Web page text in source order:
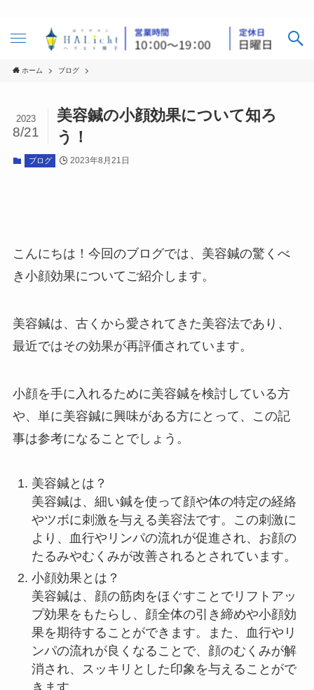
ホーム ブログ
美容鍼の小顔効果について知ろ
う！
2023
8/21
ブログ 2023年8月21日
こんにちは！今回のブログでは、美容鍼の驚くべ
き小顔効果についてご紹介します。
美容鍼は、古くから愛されてきた美容法であり、
最近ではその効果が再評価されています。
小顔を手に入れるために美容鍼を検討している方
や、単に美容鍼に興味がある方にとって、この記
事は参考になることでしょう。
美容鍼とは？
美容鍼は、細い鍼を使って顔や体の特定の経絡
やツボに刺激を与える美容法です。この刺激に
より、血行やリンパの流れが促進され、お顔の
たるみやむくみが改善されるとされています。
小顔効果とは？
美容鍼は、顔の筋肉をほぐすことでリフトアッ
プ効果をもたらし、顔全体の引き締めや小顔効
果を期待することができます。また、血行やリ
ンパの流れが良くなることで、顔のむくみが解
消され、スッキリとした印象を与えることがで
きます。